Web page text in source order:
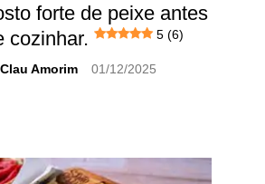
forte de peixe antes
cozinhar.
5 (6)
Clau Amorim 01/12/2025